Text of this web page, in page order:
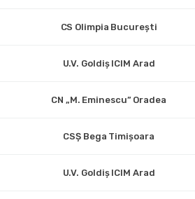
CS Olimpia București
U.V. Goldiș ICIM Arad
CN „M. Eminescu” Oradea
CSȘ Bega Timișoara
U.V. Goldiș ICIM Arad